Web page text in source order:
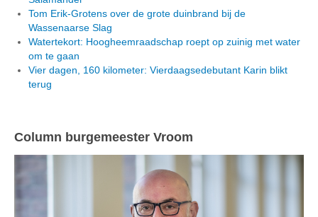
Tom Erik-Grotens over de grote duinbrand bij de
Wassenaarse Slag
Watertekort: Hoogheemraadschap roept op zuinig met water
om te gaan
Vier dagen, 160 kilometer: Vierdaagsedebutant Karin blikt
terug
Column burgemeester Vroom